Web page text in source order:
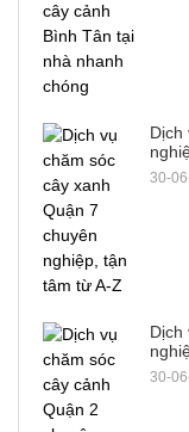
Dịch
30-
Dịch
30-